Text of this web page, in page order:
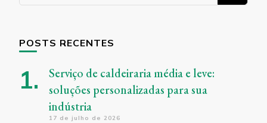
POSTS RECENTES
Serviço de caldeiraria média e leve:
soluções personalizadas para sua
indústria
17 de julho de 2026